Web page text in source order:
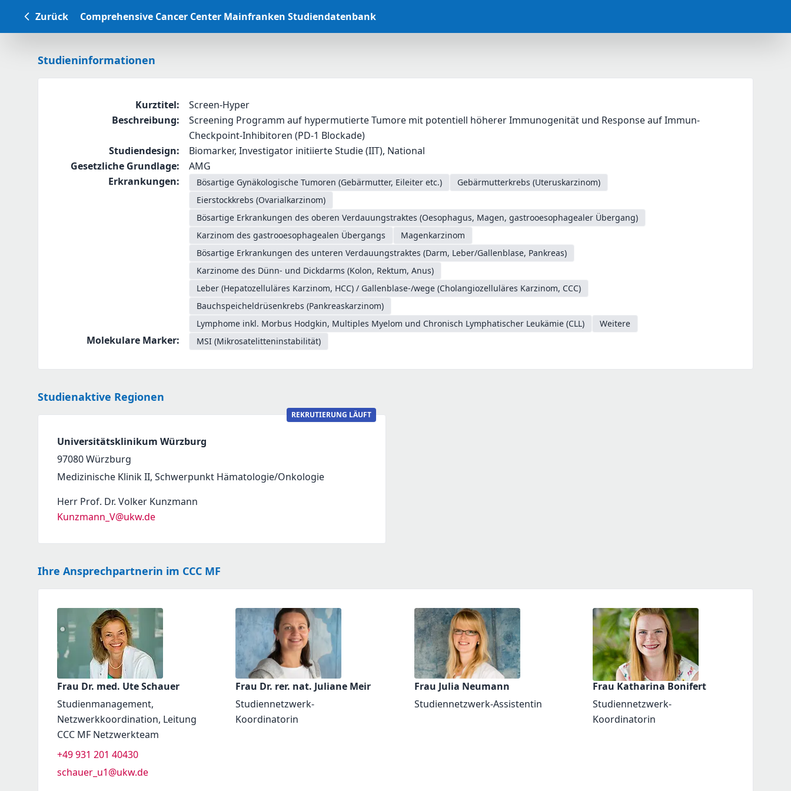
Zurück Comprehensive Cancer Center Mainfranken Studiendatenbank
Studieninformationen
Kurztitel:
Screen-Hyper
Beschreibung:
Screening Programm auf hypermutierte Tumore mit potentiell höherer Immunogenität und Response auf Immun-
Checkpoint-Inhibitoren (PD-1 Blockade)
Studiendesign:
Biomarker, Investigator initiierte Studie (IIT), National
Gesetzliche Grundlage:
AMG
Erkrankungen: Bösartige Gynäkologische Tumoren (Gebärmutter, Eileiter etc.)
Gebärmutterkrebs (Uteruskarzinom)
Eierstockkrebs (Ovarialkarzinom)
Bösartige Erkrankungen des oberen Verdauungstraktes (Oesophagus, Magen, gastrooesophagealer Übergang)
Karzinom des gastrooesophagealen Übergangs
Magenkarzinom
Bösartige Erkrankungen des unteren Verdauungstraktes (Darm, Leber/Gallenblase, Pankreas)
Karzinome des Dünn- und Dickdarms (Kolon, Rektum, Anus)
Leber (Hepatozelluläres Karzinom, HCC) / Gallenblase-/wege (Cholangiozelluläres Karzinom, CCC)
Bauchspeicheldrüsenkrebs (Pankreaskarzinom)
Lymphome inkl. Morbus Hodgkin, Multiples Myelom und Chronisch Lymphatischer Leukämie (CLL)
Weitere
Molekulare Marker: MSI (Mikrosatelitteninstabilität)
Studienaktive Regionen
REKRUTIERUNG LÄUFT
Universitätsklinikum Würzburg
97080Würzburg
Medizinische Klinik II, Schwerpunkt Hämatologie/Onkologie
Herr Prof. Dr. Volker Kunzmann
Kunzmann_V@ukw.de
Ihre Ansprechpartnerin im CCC MF
Frau Dr. med. Ute Schauer
Studienmanagement,
Netzwerkkoordination, Leitung
CCC MF Netzwerkteam
+49 931 201 40430
schauer_u1@ukw.de
Frau Dr. rer. nat. Juliane Meir
Studiennetzwerk-
Koordinatorin
Frau Julia Neumann
Studiennetzwerk-Assistentin
Frau Katharina Bonifert
Studiennetzwerk-
Koordinatorin